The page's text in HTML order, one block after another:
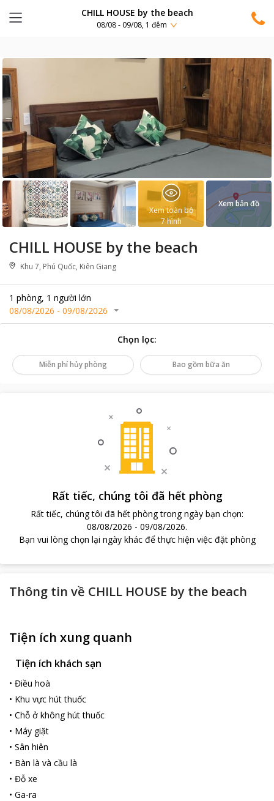
CHILL HOUSE by the beach
08/08 - 09/08, 1 đêm
CHILL HOUSE by the beach
Khu 7, Phú Quốc, Kiên Giang
1 phòng, 1 người lớn
08/08/2026 - 09/08/2026
Xem toàn bộ
7hình
Xem bản đồ
Chọn lọc:
Miễn phí hủy phòng Bao gồm bữa ăn
Rất tiếc, chúng tôi đã hết phòng
Rất tiếc, chúng tôi đã hết phòng trong ngày bạn chọn:
08/08/2026 - 09/08/2026.
Bạn vui lòng chọn lại ngày khác để thực hiện việc đặt phòng
Thông tin về CHILL HOUSE by the beach
Tiện ích xung quanh
Tiện ích khách sạn
• Điều hoà
• Khu vực hút thuốc
• Chỗ ở không hút thuốc
• Máy giặt
• Sân hiên
• Bàn là và cầu là
• Đỗ xe
• Ga-ra